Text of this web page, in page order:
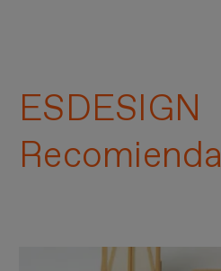
ESDESIGN
Recomienda